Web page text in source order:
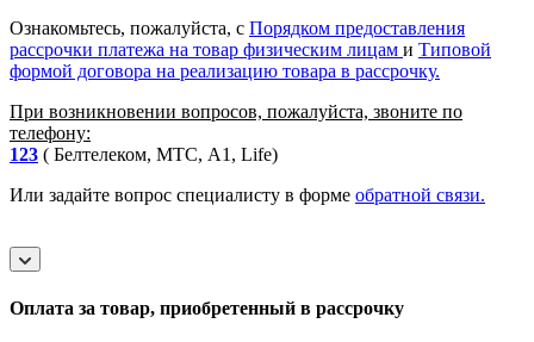
Ознакомьтесь, пожалуйста, с Порядком предоставления
рассрочки платежа на товар физическим лицам и Типовой
формой договора на реализацию товара в рассрочку.
При возникновении вопросов, пожалуйста, звоните по
телефону:
123 ( Белтелеком, МТС, A1, Life)
Или задайте вопрос специалисту в форме обратной связи.
Оплата за товар, приобретенный в рассрочку